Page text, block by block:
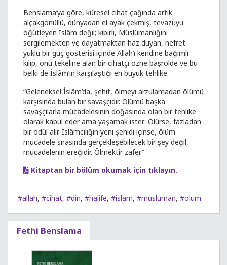
Benslama’ya göre, küresel cihat çağında artık
alçakgönüllü, dünyadan el ayak çekmiş, tevazuyu
öğütleyen İslâm değil; kibirli, Müslümanlığını
sergilemekten ve dayatmaktan haz duyan, nefret
yüklü bir güç gösterisi içinde Allah’ı kendine bağımlı
kılıp, onu tekeline alan bir cihatçı özne başrolde ve bu
belki de İslâm’ın karşılaştığı en büyük tehlike.
“Geleneksel İslâm’da, şehit, ölmeyi arzulamadan ölümü
karşısında bulan bir savaşçıdır. Ölümü başka
savaşçılarla mücadelesinin doğasında olan bir tehlike
olarak kabul eder ama yaşamak ister: Ölürse, fazladan
bir ödül alır. İslâmcılığın yeni şehidi içinse, ölüm
mücadele sırasında gerçekleşebilecek bir şey değil,
mücadelenin ereğidir. Ölmektir zafer.”
Kitaptan bir bölüm okumak için tıklayın.
#allah, #cihat, #din, #halife, #islam, #müslüman, #ölüm
Fethi Benslama